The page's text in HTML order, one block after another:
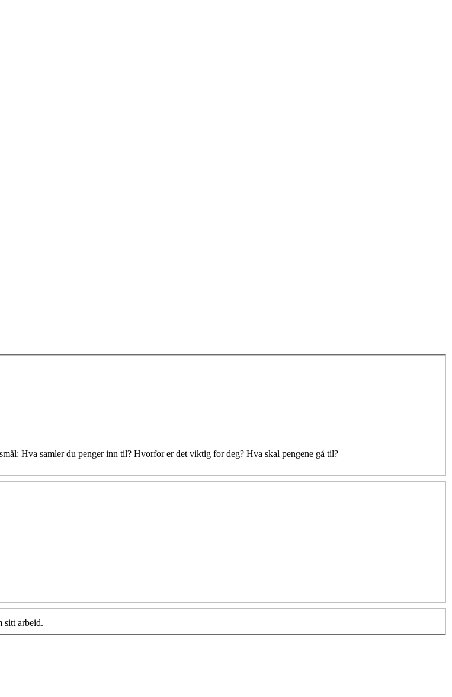
Hva samler du penger inn til? Hvorfor er det viktig for deg? Hva skal pengene gå til?
sitt arbeid.